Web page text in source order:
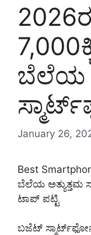
ಬೆಲೆಯ
January 26,
Best
ಬೆಲೆಯ ಅತ್ಯುತ್ತಮ
ಟಾಪ್ ಪಟ್ಟಿ
ಬಜೆಟ್